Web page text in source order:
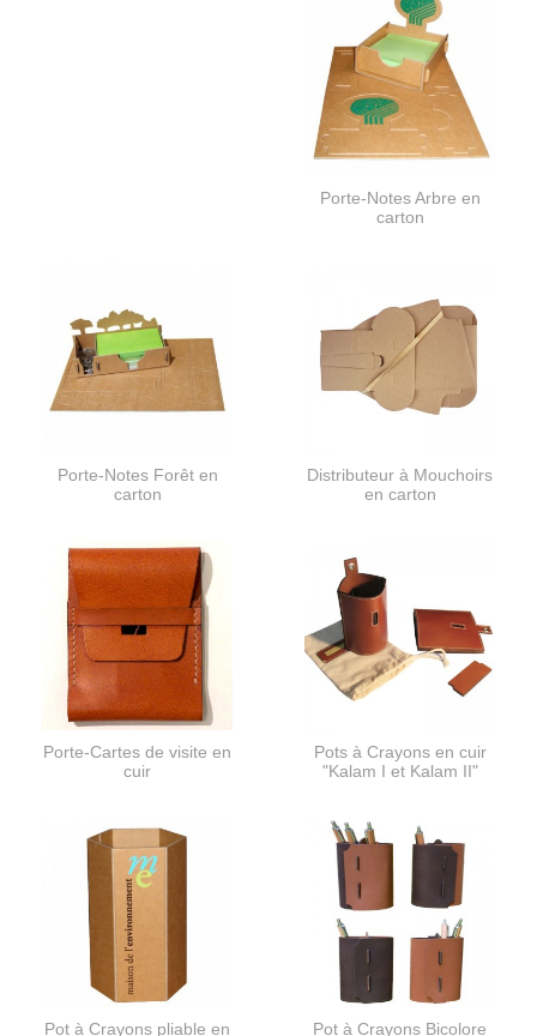
Porte-Notes Arbre en
carton
Porte-Notes Forêt en
carton
Distributeur à Mouchoirs
en carton
Porte-Cartes de visite en
cuir
Pots à Crayons en cuir
"Kalam I et Kalam II"
Pot à Crayons pliable en
Pot à Crayons Bicolore